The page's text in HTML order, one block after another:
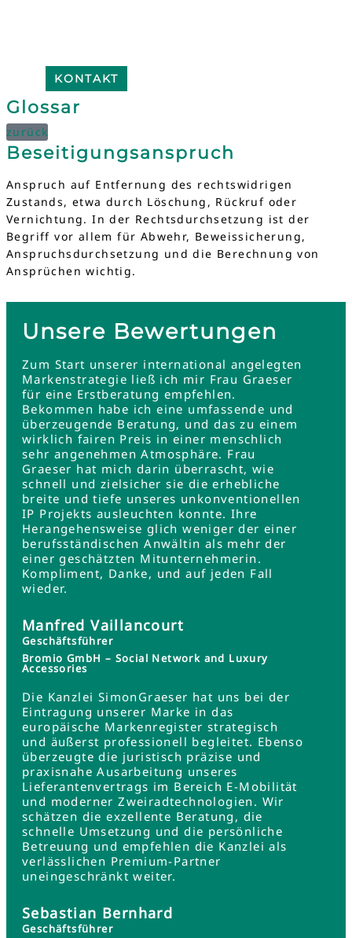
KONTAKT
Glossar
zurück
Beseitigungsanspruch
Anspruch auf Entfernung des rechtswidrigen
Zustands, etwa durch Löschung, Rückruf oder
Vernichtung. In der Rechtsdurchsetzung ist der
Begriff vor allem für Abwehr, Beweissicherung,
Anspruchsdurchsetzung und die Berechnung von
Ansprüchen wichtig.
Unsere Bewertungen
Zum Start unserer international angelegten
Markenstrategie ließ ich mir Frau Graeser
für eine Erstberatung empfehlen.
Bekommen habe ich eine umfassende und
überzeugende Beratung, und das zu einem
wirklich fairen Preis in einer menschlich
sehr angenehmen Atmosphäre. Frau
Graeser hat mich darin überrascht, wie
schnell und zielsicher sie die erhebliche
breite und tiefe unseres unkonventionellen
IP Projekts ausleuchten konnte. Ihre
Herangehensweise glich weniger der einer
berufsständischen Anwältin als mehr der
einer geschätzten Mitunternehmerin.
Kompliment, Danke, und auf jeden Fall
wieder.
Manfred Vaillancourt
Geschäftsführer
Bromio GmbH – Social Network and Luxury
Accessories
Die Kanzlei SimonGraeser hat uns bei der
Eintragung unserer Marke in das
europäische Markenregister strategisch
und äußerst professionell begleitet. Ebenso
überzeugte die juristisch präzise und
praxisnahe Ausarbeitung unseres
Lieferantenvertrags im Bereich E-Mobilität
und moderner Zweiradtechnologien. Wir
schätzen die exzellente Beratung, die
schnelle Umsetzung und die persönliche
Betreuung und empfehlen die Kanzlei als
verlässlichen Premium-Partner
uneingeschränkt weiter.
Sebastian Bernhard
Geschäftsführer